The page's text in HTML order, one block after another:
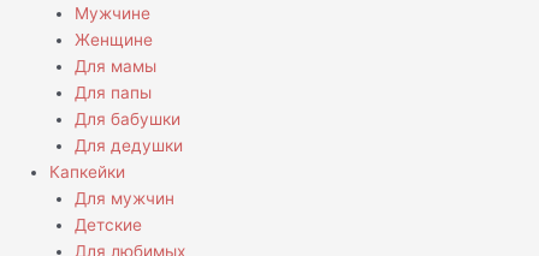
Мужчине
Женщине
Для мамы
Для папы
Для бабушки
Для дедушки
Капкейки
Для мужчин
Детские
Для любимых